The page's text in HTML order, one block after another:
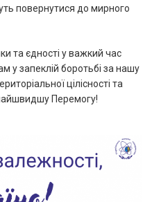
повернутися до мирного
та єдності у важкий час
у запеклій боротьбі за нашу
цілісності та
Перемогу!